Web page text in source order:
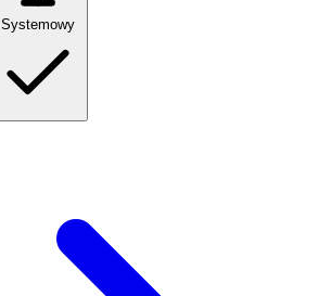
Systemowy